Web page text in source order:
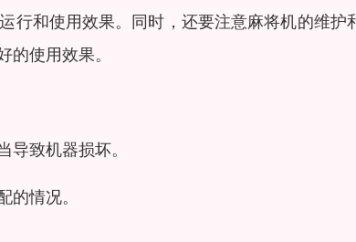
行和使用效果。同时，还要注意麻将机的维护
使用效果。
致机器损坏。
情况。